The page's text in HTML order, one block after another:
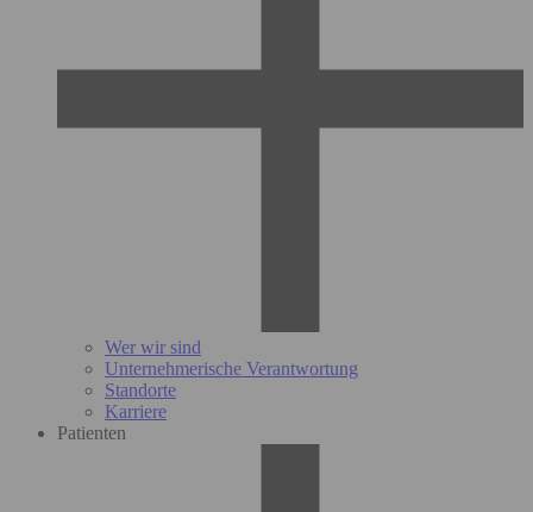
Wer wir sind
Unternehmerische Verantwortung
Standorte
Karriere
Patienten